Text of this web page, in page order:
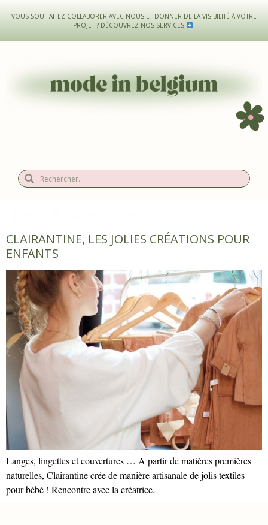
VOUS SOUHAITEZ COLLABORER AVEC NOUS ET DONNER DE LA VISIBILITÉ À VOTRE
PROJET ? DÉCOUVREZ NOS SERVICES
CLAIRANTINE, LES JOLIES CRÉATIONS POUR
ENFANTS
Langes, lingettes et couvertures … A partir de matières premières
naturelles, Clairantine crée de manière artisanale de jolis textiles
pour bébé ! Rencontre avec la créatrice.